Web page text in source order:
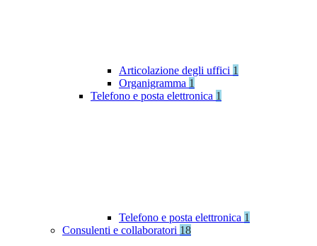
Articolazione degli uffici 1
Organigramma 1
Telefono e posta elettronica 1
Telefono e posta elettronica 1
Consulenti e collaboratori 18